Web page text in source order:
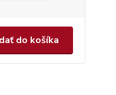
do košíka